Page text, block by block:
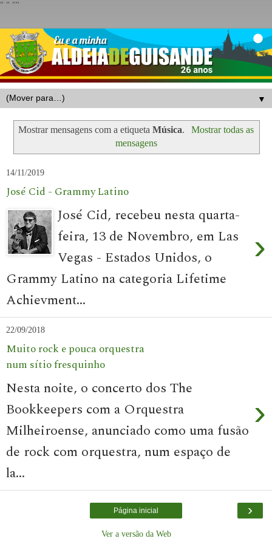
" " ""
▼
Mostrar mensagens com a etiquetaMúsica.
Mostrar todas as
mensagens
14/11/2019
José Cid - Grammy Latino
›
José Cid, recebeu nesta quarta-
feira, 13 de Novembro, em Las
Vegas - Estados Unidos, o
Grammy Latino na categoria Lifetime
Achievment...
22/09/2018
Muito rock e pouca orquestra
num sítio fresquinho
›
Nesta noite, o concerto dos The
Bookkeepers com a Orquestra
Milheiroense, anunciado como uma fusão
de rock com orquestra, num espaço de
la...
›
Página inicial
Ver a versão da Web